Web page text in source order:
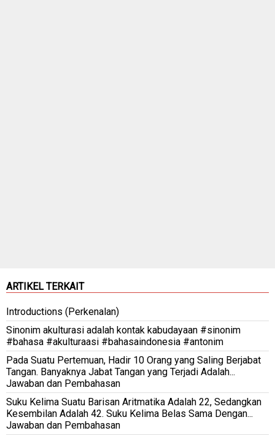
ARTIKEL TERKAIT
Introductions (Perkenalan)
Sinonim akulturasi adalah kontak kabudayaan #sinonim
#bahasa #akulturaasi #bahasaindonesia #antonim
Pada Suatu Pertemuan, Hadir 10 Orang yang Saling Berjabat
Tangan. Banyaknya Jabat Tangan yang Terjadi Adalah...
Jawaban dan Pembahasan
Suku Kelima Suatu Barisan Aritmatika Adalah 22, Sedangkan
Kesembilan Adalah 42. Suku Kelima Belas Sama Dengan...
Jawaban dan Pembahasan